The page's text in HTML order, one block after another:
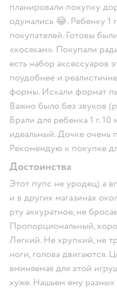
планировали покупку
одумались 😂. Ребенку 1
покупателей. Готовы
«косякам». Покупали
есть набор аксессуаров
поудобнее и
формы. Искали формат
Важно было без звуков
Брали для ребенка 1 г.
идеальный. Дочке очень
Рекомендую к покупке
Достоинства
Этот пупс не уродец) а
и в других магазинах
рту аккуратное, не
Пропорциональный,
Легкий. Не хрупкий, не
ноги, голова двигаются.
вминяемая для этой
хуже. Нашьем ему